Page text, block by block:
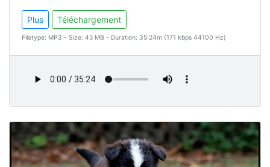
Plus Téléchargement
Filetype: MP3 - Size: 45 MB - Duration: 35:24m (171 kbps 44100 Hz)